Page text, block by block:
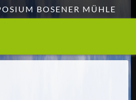
BOSENER MÜHLE